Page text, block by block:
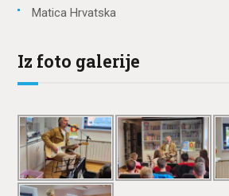
Matica Hrvatska
Iz foto galerije